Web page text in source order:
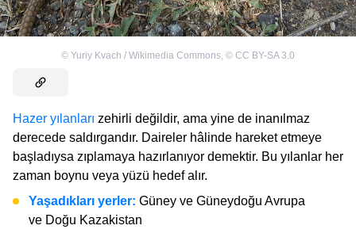
© Yuriy Kvach / Wikimedia Commons, © CC BY-SA 3.0
Hazer yılanları zehirli değildir, ama yine de inanılmaz
derecede saldırgandır. Daireler hâlinde hareket etmeye
başladıysa zıplamaya hazırlanıyor demektir. Bu yılanlar her
zaman boynu veya yüzü hedef alır.
Yaşadıkları yerler: Güney ve Güneydoğu Avrupa
ve Doğu Kazakistan